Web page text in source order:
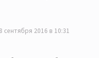
сентября 2016 в 10:31